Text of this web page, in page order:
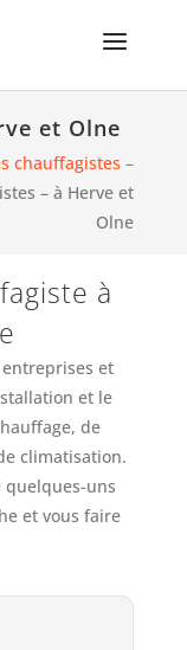
et Olne
chauffagistes –
– à Herve et
Olne
à
et
et le
de
climatisation.
quelques-uns
et vous faire